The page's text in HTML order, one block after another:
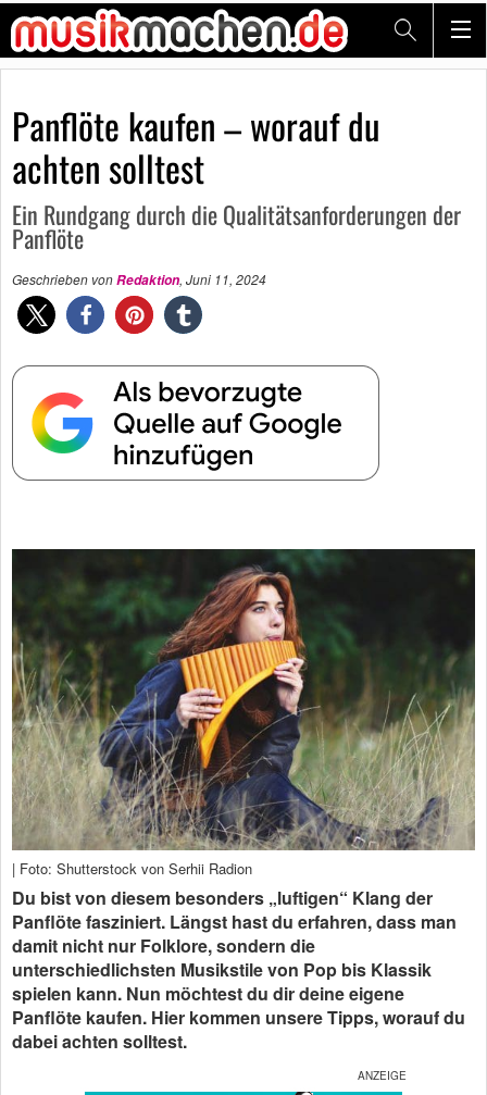
Panflöte kaufen – worauf du
achten solltest
Ein Rundgang durch die Qualitätsanforderungen der
Panflöte
Geschrieben vonRedaktion, Juni 11, 2024
| Foto: Shutterstock von Serhii Radion
Du bist von diesem besonders „luftigen“ Klang der
Panflöte fasziniert. Längst hast du erfahren, dass man
damit nicht nur Folklore, sondern die
unterschiedlichsten Musikstile von Pop bis Klassik
spielen kann. Nun möchtest du dir deine eigene
Panflöte kaufen. Hier kommen unsere Tipps, worauf du
dabei achten solltest.